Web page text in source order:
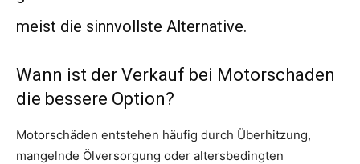
meist die sinnvollste Alternative.
Wann ist der Verkauf bei Motorschaden
die bessere Option?
Motorschäden entstehen häufig durch Überhitzung,
mangelnde Ölversorgung oder altersbedingten